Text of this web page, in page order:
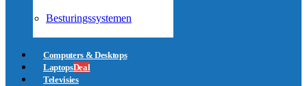
Besturingssystemen
Computers & Desktops
LaptopsDeal
Televisies